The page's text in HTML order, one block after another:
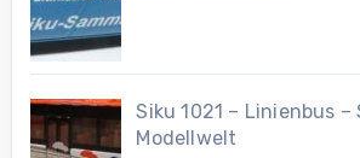
Siku 1021 – Linienbus –
Modellwelt